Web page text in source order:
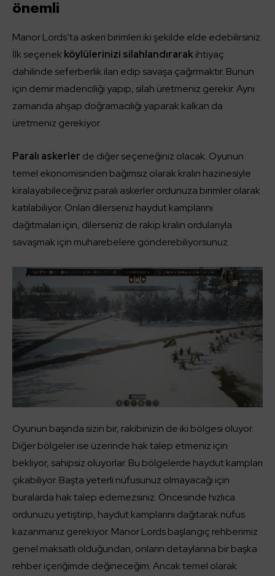
önemli
Manor Lords’ta askeri birimleri iki şekilde elde edebilirsiniz.
İlk seçenekköylülerinizi silahlandırarakihtiyaç
dahilinde seferberlik ilan edip savaşa çağırmaktır. Bunun
için demir madenciliği yapıp, silah üretmeniz gerekir. Aynı
zamanda ahşap doğramacılığı yaparak kalkan da
üretmeniz gerekiyor.
Paralı askerler de diğer seçeneğiniz olacak. Oyunun
temel ekonomisinden bağımsız olarak kralın hazinesiyle
kiralayabileceğiniz paralı askerler ordunuza birimler olarak
katılabiliyor. Onları dilerseniz haydut kamplarını
dağıtmaları için, dilerseniz de rakip kralın ordularıyla
savaşmak için muharebelere gönderebiliyorsunuz.
Oyunun başında sizin bir, rakibinizin de iki bölgesi oluyor.
Diğer bölgeler ise üzerinde hak talep etmeniz için
bekliyor, sahipsiz oluyorlar. Bu bölgelerde haydut kampları
çıkabiliyor. Başta yeterli nüfusunuz olmayacağı için
buralarda hak talep edemezsiniz. Öncesinde hızlıca
ordunuzu yetiştirip, haydut kamplarını dağıtarak nüfus
kazanmanız gerekiyor. Manor Lords başlangıç rehberimiz
genel maksatlı olduğundan, onların detaylarına bir başka
rehber içeriğimde değineceğim. Ancak temel olarak